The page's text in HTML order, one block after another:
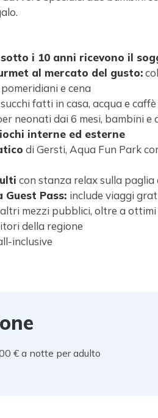
i 10 anni ricevono il
al mercato del gusto:
e cena
fatti in casa, acqua e
neonati dai 6 mesi, bambini e
interne ed esterne
di Gersti, Aqua Fun Park
con stanza relax sulla paglia
Guest Pass: include viaggi
mezzi pubblici, oltre a
della regione
inclusive
€ a notte per adulto